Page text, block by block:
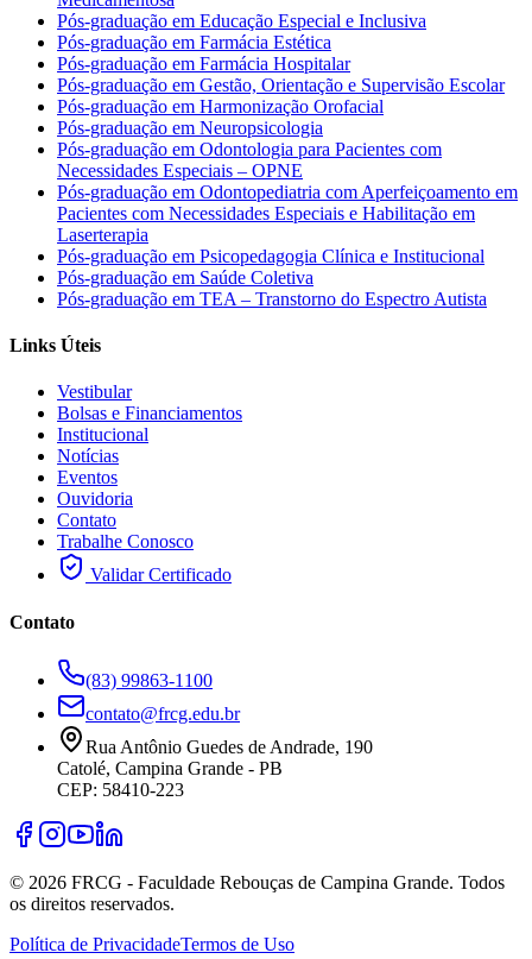
Pós-graduação em Educação Especial e Inclusiva
Pós-graduação em Farmácia Estética
Pós-graduação em Farmácia Hospitalar
Pós-graduação em Gestão, Orientação e Supervisão Escolar
Pós-graduação em Harmonização Orofacial
Pós-graduação em Neuropsicologia
Pós-graduação em Odontologia para Pacientes com
Necessidades Especiais – OPNE
Pós-graduação em Odontopediatria com Aperfeiçoamento em
Pacientes com Necessidades Especiais e Habilitação em
Laserterapia
Pós-graduação em Psicopedagogia Clínica e Institucional
Pós-graduação em Saúde Coletiva
Pós-graduação em TEA – Transtorno do Espectro Autista
Links Úteis
Vestibular
Bolsas e Financiamentos
Institucional
Notícias
Eventos
Ouvidoria
Contato
Trabalhe Conosco
Validar Certificado
Contato
(83) 99863-1100
contato@frcg.edu.br
Rua Antônio Guedes de Andrade, 190
Catolé, Campina Grande - PB
CEP: 58410-223
© 2026 FRCG - Faculdade Rebouças de Campina Grande. Todos
os direitos reservados.
Política de PrivacidadeTermos de Uso